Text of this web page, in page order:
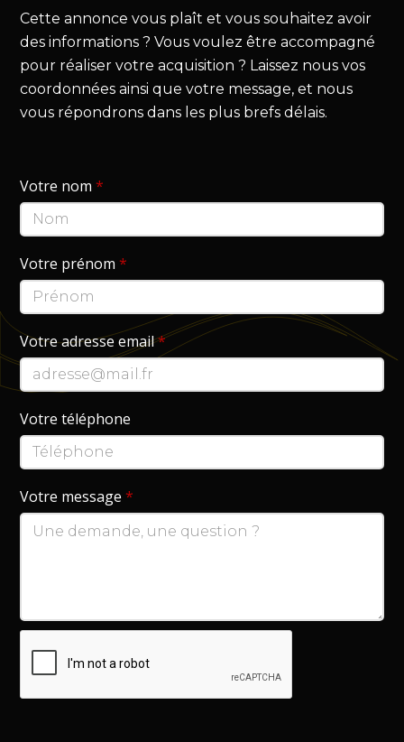
Cette annonce vous plaît et vous souhaitez avoir
des informations ? Vous voulez être accompagné
pour réaliser votre acquisition ? Laissez nous vos
coordonnées ainsi que votre message, et nous
vous répondrons dans les plus brefs délais.
Votre nom*
Votre prénom*
Votre adresse email*
Votre téléphone
Votre message*